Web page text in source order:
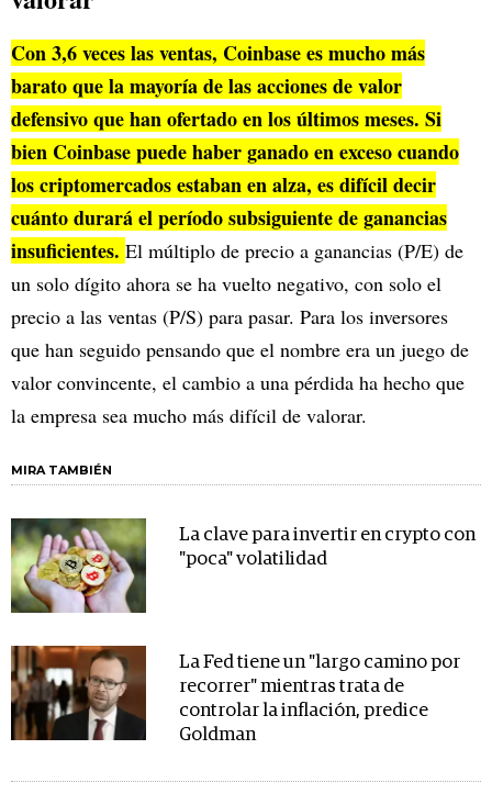
Con 3,6 veces las ventas, Coinbase es mucho más
barato que la mayoría de las acciones de valor
defensivo que han ofertado en los últimos meses. Si
bien Coinbase puede haber ganado en exceso cuando
los criptomercados estaban en alza, es difícil decir
cuánto durará el período subsiguiente de ganancias
insuficientes. El múltiplo de precio a ganancias (P/E) de
un solo dígito ahora se ha vuelto negativo, con solo el
precio a las ventas (P/S) para pasar. Para los inversores
que han seguido pensando que el nombre era un juego de
valor convincente, el cambio a una pérdida ha hecho que
la empresa sea mucho más difícil de valorar.
MIRA TAMBIÉN
La clave para invertir en crypto con
"poca" volatilidad
La Fed tiene un "largo camino por
recorrer" mientras trata de
controlar la inflación, predice
Goldman